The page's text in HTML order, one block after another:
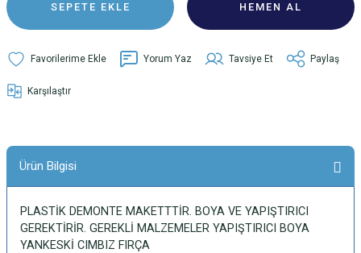
SEPETE EKLE HEMEN AL
Yorum Yaz Tavsiye Et Paylaş
Karşılaştır
Ürün Bilgisi
PLASTİK DEMONTE MAKETTTİR. BOYA VE YAPIŞTIRICI
GEREKTİRİR. GEREKLİ MALZEMELER YAPIŞTIRICI BOYA
YANKESKİ CIMBIZ FIRÇA